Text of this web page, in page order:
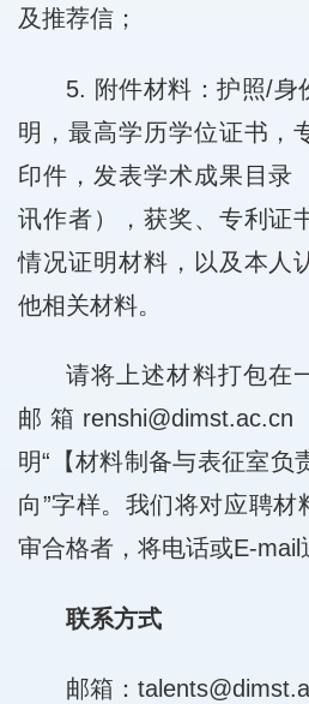
及推荐信；
5. 附件材料：护照/身
明，最高学历学位证书，
印件，发表学术成果目录
讯作者），获奖、专利证
情况证明材料，以及本人
他相关材料。
请将上述材料打包在
邮箱
明“【材料制备与表征室负
向”字样。我们将对应聘材
审合格者，将电话或E-mail
联系方式
邮箱：